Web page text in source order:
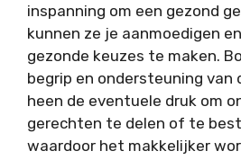
inspanning om een gezond
kunnen ze je aanmoedigen
gezonde keuzes te maken.
begrip en ondersteuning van
heen de eventuele druk om
gerechten te delen of te
waardoor het makkelijker